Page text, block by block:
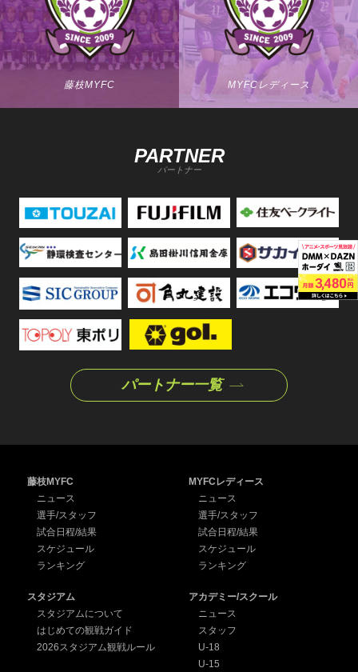
藤枝MYFC MYFCレディース
PARTNER
パートナー
パートナー一覧
藤枝MYFC
ニュース
選手/スタッフ
試合日程/結果
スケジュール
ランキング
MYFCレディース
ニュース
選手/スタッフ
試合日程/結果
スケジュール
ランキング
スタジアム
スタジアムについて
はじめての観戦ガイド
2026スタジアム観戦ルール
アカデミー/スクール
ニュース
スタッフ
U-18
U-15